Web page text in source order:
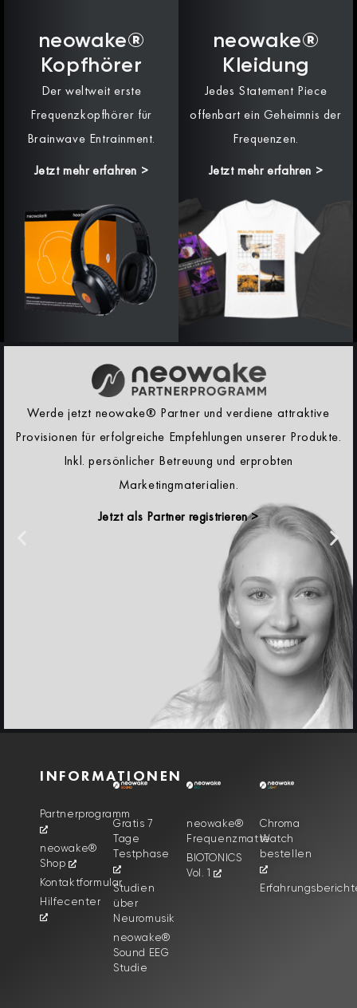
neowake®
Kopfhörer
Der weltweit erste
Frequenzkopfhörer für
Brainwave Entrainment.
Jetzt mehr erfahren >
neowake®
Kleidung
Jedes Statement Piece
offenbart ein Geheimnis der
Frequenzen.
Jetzt mehr erfahren >
Werde jetzt neowake® Partner und verdiene attraktive
Provisionen für erfolgreiche Empfehlungen unserer Produkte.
Inkl. persönlicher Betreuung und erprobten
Marketingmaterialien.
Jetzt als Partner registrieren >
INFORMATIONEN
Partnerprogramm
neowake®
Shop
Kontaktformular
Hilfecenter
Gratis 7
Tage
Testphase
Studien
über
Neuromusik
neowake®
Sound EEG
Studie
neowake®
Frequenzmatte
BIOTONICS
Vol. 1
Chroma
Watch
bestellen